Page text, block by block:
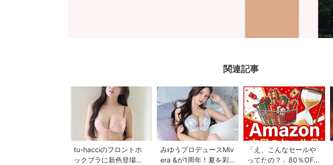
関連記事
tu-hacciのフロントホ
ックブラに新色登場♡
みゆうプロデュースMiv
era &が1周年！夏を彩
「え、こんなセールや
ってたの？」80％OFF